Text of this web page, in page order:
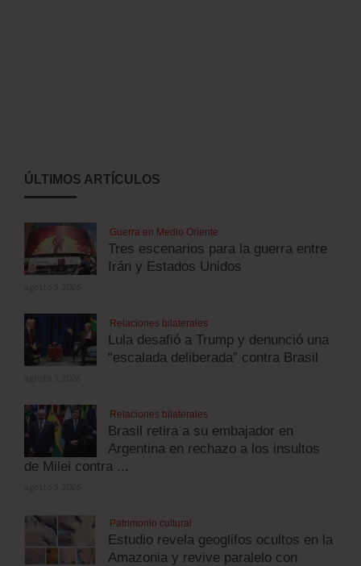
ÚLTIMOS ARTÍCULOS
Guerra en Medio Oriente
Tres escenarios para la guerra entre
Irán y Estados Unidos
Relaciones bilaterales
Lula desafió a Trump y denunció una
“escalada deliberada” contra Brasil
Relaciones bilaterales
Brasil retira a su embajador en
Argentina en rechazo a los insultos
de Milei contra ...
Patrimonio cultural
Estudio revela geoglifos ocultos en la
Amazonia y revive paralelo con